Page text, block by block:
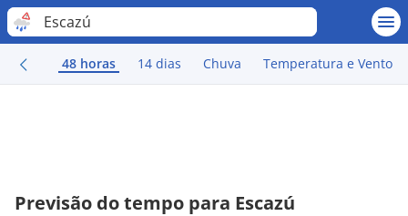
Escazú
48 horas 14 dias Chuva Temperatura e Vento
Previsão do tempo para Escazú